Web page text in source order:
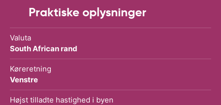
Praktiske oplysninger
Valuta
South African rand
Køreretning
Venstre
Højst tilladte hastighed i byen